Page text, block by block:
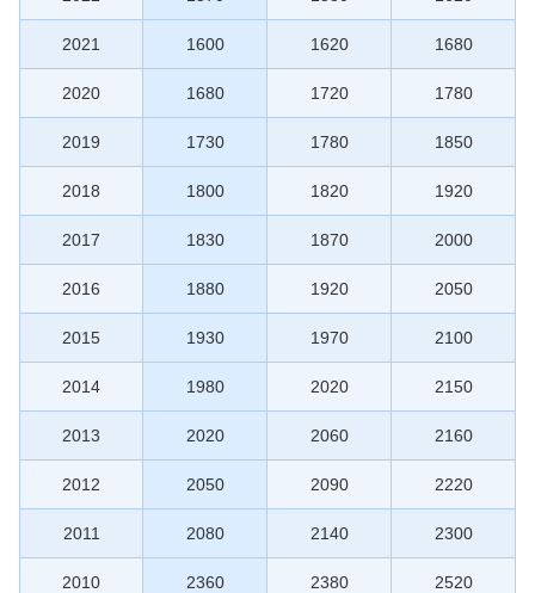
2021 1600 1620 1680
2020 1680 1720 1780
2019 1730 1780 1850
2018 1800 1820 1920
2017 1830 1870 2000
2016 1880 1920 2050
2015 1930 1970 2100
2014 1980 2020 2150
2013 2020 2060 2160
2012 2050 2090 2220
2011 2080 2140 2300
2010 2360 2380 2520